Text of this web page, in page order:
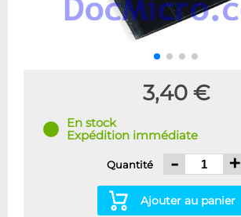
3,40 €
En stock
Expédition immédiate
Quantité - +
Ajouter au panier